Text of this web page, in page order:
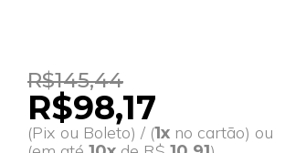
R$145,44
R$98,17
(Pix ou Boleto) / (1x no cartão) ou